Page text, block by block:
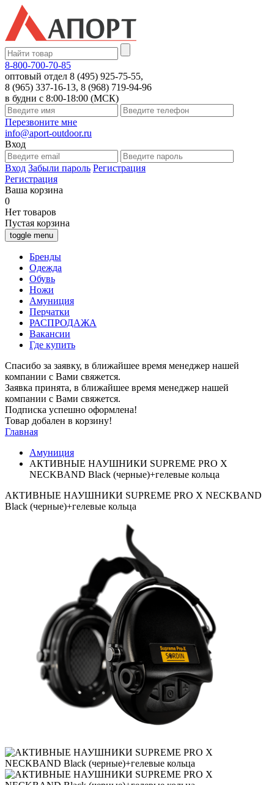
8-800-700-70-85
оптовый отдел 8 (495) 925-75-55,
8 (965) 337-16-13, 8 (968) 719-94-96
в будни с 8:00-18:00 (МСК)
Перезвоните мне
info@aport-outdoor.ru
Вход
Вход Забыли пароль Регистрация
Регистрация
Ваша корзина
0
Нет товаров
Пустая корзина
toggle menu
Бренды
Одежда
Обувь
Ножи
Амуниция
Перчатки
РАСПРОДАЖА
Вакансии
Где купить
Спасибо за заявку, в ближайшее время менеджер нашей
компании с Вами свяжется.
Заявка принята, в ближайшее время менеджер нашей
компании с Вами свяжется.
Подписка успешно оформлена!
Товар добален в корзину!
Главная
Амуниция
АКТИВНЫЕ НАУШНИКИ SUPREME PRO X
NECKBAND Black (черные)+гелевые кольца
АКТИВНЫЕ НАУШНИКИ SUPREME PRO X NECKBAND
Black (черные)+гелевые кольца